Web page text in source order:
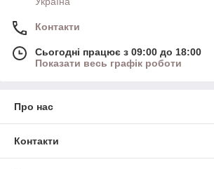
Контакти
Сьогодні працює з 09:00 до 18:00
Показати весь графік роботи
Про нас
Контакти